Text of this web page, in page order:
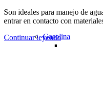
Gasolina
Son ideales para manejo de
entrar en contacto con
Continuar leyendo